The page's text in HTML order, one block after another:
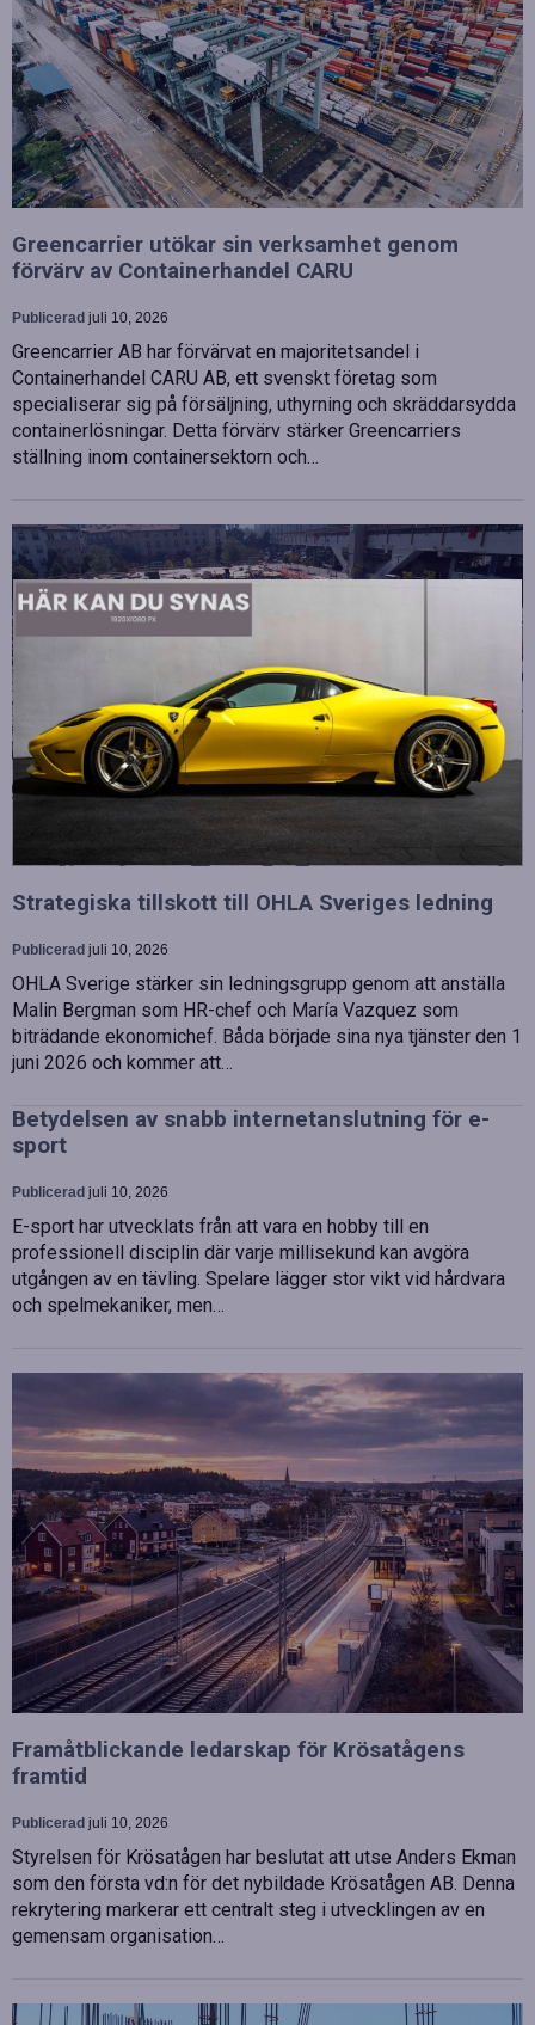
Greencarrier utökar sin verksamhet genom
förvärv av Containerhandel CARU
Publicerad juli 10, 2026
Greencarrier AB har förvärvat en majoritetsandel i
Containerhandel CARU AB, ett svenskt företag som
specialiserar sig på försäljning, uthyrning och skräddarsydda
containerlösningar. Detta förvärv stärker Greencarriers
ställning inom containersektorn och…
Strategiska tillskott till OHLA Sveriges ledning
Publicerad juli 10, 2026
OHLA Sverige stärker sin ledningsgrupp genom att anställa
Malin Bergman som HR-chef och María Vazquez som
biträdande ekonomichef. Båda började sina nya tjänster den 1
juni 2026 och kommer att…
Betydelsen av snabb internetanslutning för e-
sport
Publicerad juli 10, 2026
E-sport har utvecklats från att vara en hobby till en
professionell disciplin där varje millisekund kan avgöra
utgången av en tävling. Spelare lägger stor vikt vid hårdvara
och spelmekaniker, men…
Framåtblickande ledarskap för Krösatågens
framtid
Publicerad juli 10, 2026
Styrelsen för Krösatågen har beslutat att utse Anders Ekman
som den första vd:n för det nybildade Krösatågen AB. Denna
rekrytering markerar ett centralt steg i utvecklingen av en
gemensam organisation…